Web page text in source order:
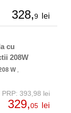
328,9 lei
cu
208W
W,
PRP: 393,98 lei
329,05 lei